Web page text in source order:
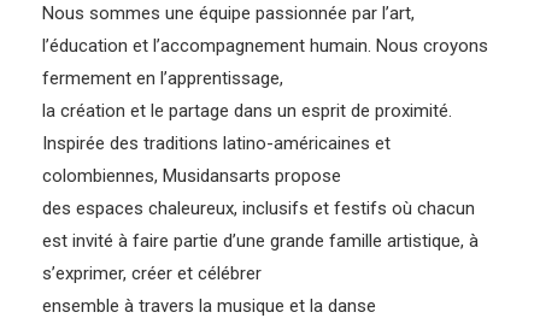
Nous sommes une équipe passionnée par l’art,
l’éducation et l’accompagnement humain. Nous croyons
fermement en l’apprentissage,
la création et le partage dans un esprit de proximité.
Inspirée des traditions latino-américaines et
colombiennes, Musidansarts propose
des espaces chaleureux, inclusifs et festifs où chacun
est invité à faire partie d’une grande famille artistique, à
s’exprimer, créer et célébrer
ensemble à travers la musique et la danse